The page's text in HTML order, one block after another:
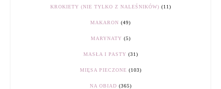
KROKIETY (NIE TYLKO Z NALEŚNIKÓW) (11)
MAKARON (49)
MARYNATY (5)
MASŁA I PASTY (31)
MIĘSA PIECZONE (103)
NA OBIAD (365)